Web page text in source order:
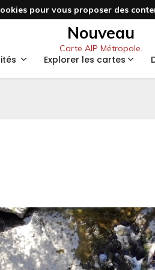
pour vous proposer des
Nouveau
Carte AIP Métropole.
Explorer les cartes